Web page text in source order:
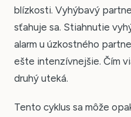
blízkosti. Vyhýbavý
sťahuje sa. Stiahnutie
alarm u úzkostného
ešte intenzívnejšie. Čím
druhý uteká.
Tento cyklus sa môže